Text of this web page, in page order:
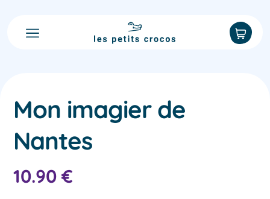
Accueil Nos imagiers
Pays basque
Annecy
Biarritz
Aide
Une question ? Suivi de livraison ?
Accès PRO
Contact
Mon imagier de
Nantes
10.90€